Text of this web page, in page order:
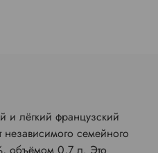
и лёгкий французский
независимого семейного